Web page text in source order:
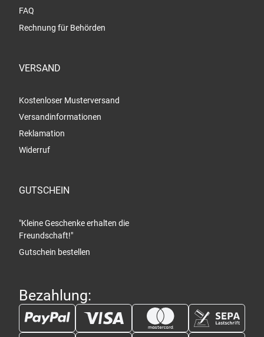
FAQ
Rechnung für Behörden
VERSAND
Kostenloser Musterversand
Versandinformationen
Reklamation
Widerruf
GUTSCHEIN
"Kleine Geschenke erhalten die
Freundschaft!"
Gutschein bestellen
Bezahlung: